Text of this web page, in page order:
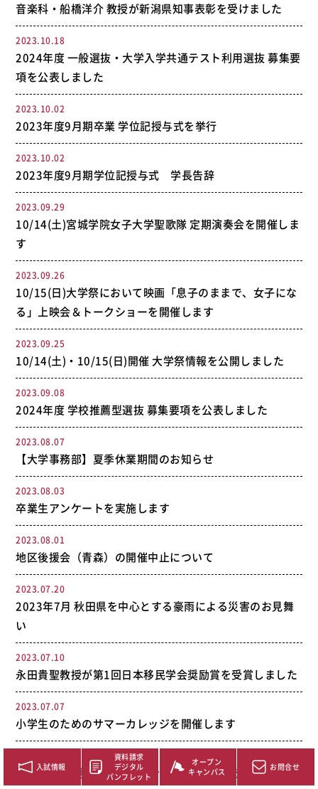
音楽科・船橋洋介 教授が新潟県知事表彰を受けました
2023.10.18
2024年度 一般選抜・大学入学共通テスト利用選抜 募集要
項を公表しました
2023.10.02
2023年度9月期卒業 学位記授与式を挙行
2023.10.02
2023年度9月期学位記授与式 学長告辞
2023.09.29
10/14(土)宮城学院女子大学聖歌隊 定期演奏会を開催しま
す
2023.09.26
10/15(日)大学祭において映画「息子のままで、女子にな
る」上映会＆トークショーを開催します
2023.09.25
10/14(土)・10/15(日)開催 大学祭情報を公開しました
2023.09.08
2024年度 学校推薦型選抜 募集要項を公表しました
2023.08.07
【大学事務部】夏季休業期間のお知らせ
2023.08.03
卒業生アンケートを実施します
2023.08.01
地区後援会（青森）の開催中止について
2023.07.20
2023年7月 秋田県を中心とする豪雨による災害のお見舞
い
2023.07.10
永田貴聖教授が第1回日本移民学会奨励賞を受賞しました
2023.07.07
小学生のためのサマーカレッジを開催します
7/30(日) 来場型オープンキャンパス 参加登録受付中
入試情報
資料請求
デジタル
パンフレット
オープン
キャンパス
お問合せ